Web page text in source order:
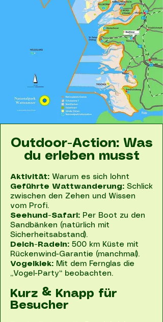
Outdoor-Action: Was
du erleben musst
Aktivität: Warum es sich lohnt
Geführte Wattwanderung: Schlick
zwischen den Zehen und Wissen
vom Profi.
Seehund-Safari: Per Boot zu den
Sandbänken (natürlich mit
Sicherheitsabstand).
Deich-Radeln: 500 km Küste mit
Rückenwind-Garantie (manchmal).
Vogelkiek: Mit dem Fernglas die
„Vogel-Party“ beobachten.
Kurz & Knapp für
Besucher